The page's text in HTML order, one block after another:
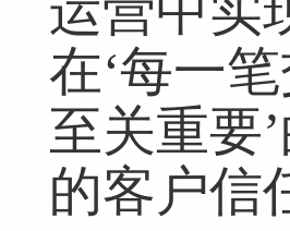
在‘每一
至关重要
的客户信